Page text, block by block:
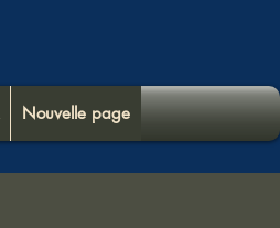
Nouvelle page